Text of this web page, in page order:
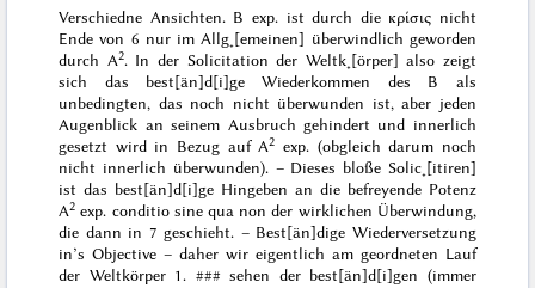
Verschiedne Ansichten. B exp. ist durch die κρίσις nicht
Ende von 6 nur im Allg˖[emeinen] überwindlich geworden
durch A2. In der Solicitation der Weltk˖[örper] also zeigt
sich das best[än]d[i]ge Wiederkommen des B als
unbedingten, das noch nicht überwunden ist, aber jeden
Augenblick an seinem Ausbruch gehindert und innerlich
gesetzt wird in Bezug auf A2 exp.(obgleich darum noch
nicht innerlich überwunden). – Dieses bloße Solic˖[itiren]
ist das best[än]d[i]ge Hingeben an die befreyende Potenz
A2 exp. conditio sine qua non der wirklichen Überwindung,
die dann in 7 geschieht. – Best[än]dige Wiederversetzung
in’s Objective – daher wir eigentlich am geordneten Lauf
der Weltkörper 1. ###sehen der best[än]d[i]gen (immer